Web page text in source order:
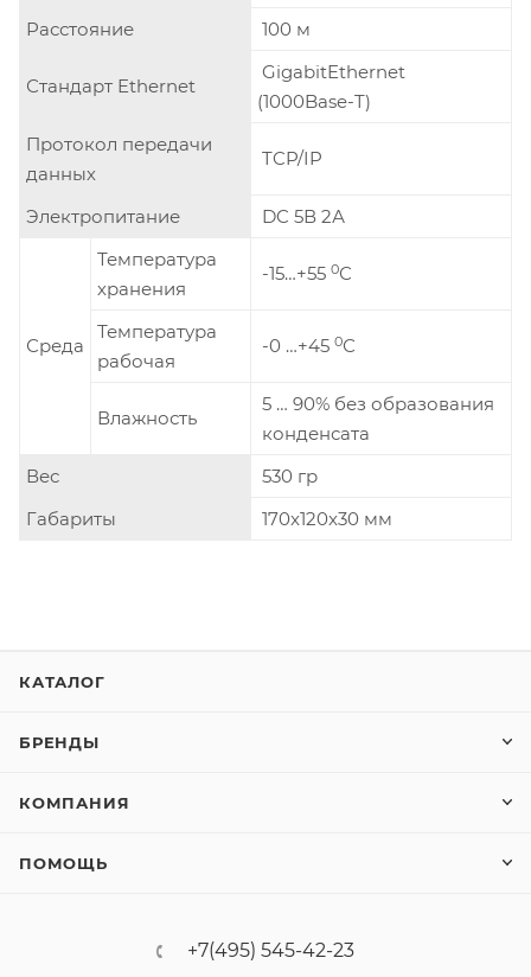
Расстояние
100 м
Стандарт Ethernet
GigabitEthernet
(1000Base-T)
Протокол передачи
данных
TCP/IP
Электропитание DC 5В 2А
Среда
Температура
хранения
-15…+55 0С
Температура
рабочая
-0 …+45 0С
Влажность
5 … 90% без образования
конденсата
Вес
530 гр
Габариты
170x120x30 мм
КАТАЛОГ
БРЕНДЫ
КОМПАНИЯ
ПОМОЩЬ
+7(495) 545-42-23